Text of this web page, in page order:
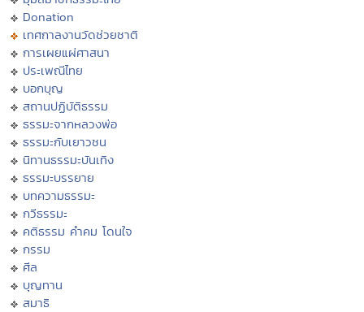
Donation
เทศกาลงานวัดช่วยชาติ
การเผยแผ่ศาสนา
ประเพณีไทย
บอกบุญ
สถานปฏิบัติธรรม
ธรรมะจากหลวงพ่อ
ธรรมะกับเยาวชน
นิทานธรรมะบันเทิง
ธรรมะบรรยาย
บทความธรรมะ
กวีธรรมะ
คติธรรม คำคม โดนใจ
กรรม
ศีล
บุญทาน
สมาธิ